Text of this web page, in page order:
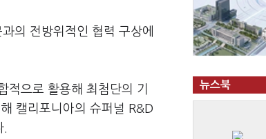
의 전방위적인 협력 구상에
적으로 활용해 최첨단의 기
캘리포니아의 슈퍼널 R&D
뉴스북